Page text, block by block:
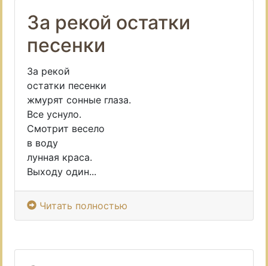
За рекой остатки
песенки
За рекой
остатки песенки
жмурят сонные глаза.
Все уснуло.
Смотрит весело
в воду
лунная краса.
Выходу один...
Читать полностью